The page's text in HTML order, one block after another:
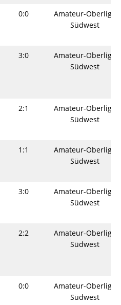
0:0
Amateur-Oberliga
Südwest
3:0
Amateur-Oberliga
Südwest
2:1
Amateur-Oberliga
Südwest
1:1
Amateur-Oberliga
Südwest
3:0
Amateur-Oberliga
Südwest
2:2
Amateur-Oberliga
Südwest
0:0
Amateur-Oberliga
Südwest